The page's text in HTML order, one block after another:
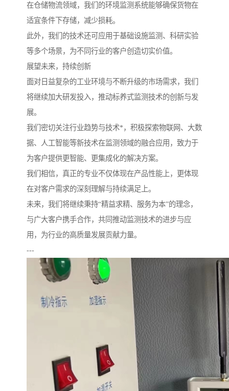
在仓储物流领域，我们的环境监测系统能够确保货物在
适宜条件下存储，减少损耗。
此外，我们的技术还可应用于基础设施监测、科研实验
等多个场景，为不同行业的客户创造切实价值。
展望未来，持续创新
面对日益复杂的工业环境与不断升级的市场需求，我们
将继续加大研发投入，推动标养式监测技术的创新与发
展。
我们密切关注行业趋势与技术*，积极探索物联网、大数
据、人工智能等新技术在监测领域的融合应用，致力于
为客户提供更智能、更集成化的解决方案。
我们相信，真正的专业不仅体现在产品性能上，更体现
在对客户需求的深刻理解与持续满足上。
未来，我们将继续秉持“精益求精、服务为本”的理念，
与广大客户携手合作，共同推动监测技术的进步与应
用，为行业的高质量发展贡献力量。
---